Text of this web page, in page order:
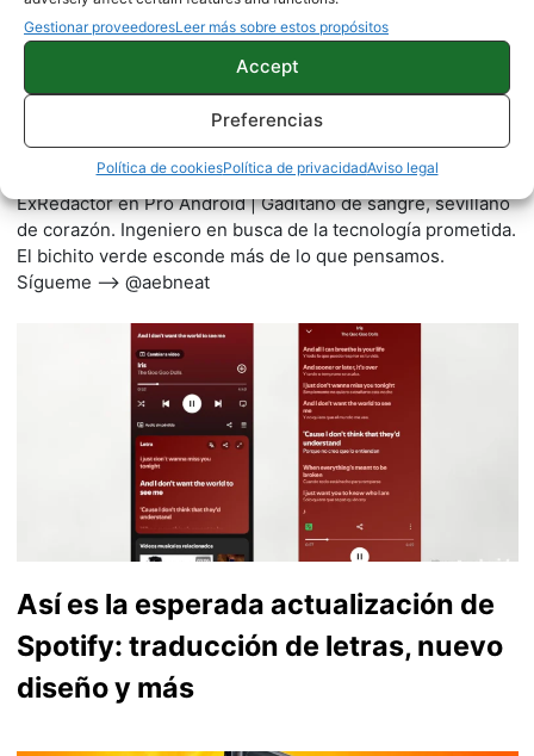
Gestionar proveedoresLeer más sobre estos propósitos
Accept
Preferencias
Política de cookiesPolítica de privacidadAviso legal
Antonio Espinosa
412 artículos publicados en ProAndroid desde 2020.
ExRedactor en Pro Android | Gaditano de sangre, sevillano
de corazón. Ingeniero en busca de la tecnología prometida.
El bichito verde esconde más de lo que pensamos.
Sígueme --> @aebneat
Así es la esperada actualización de
Spotify: traducción de letras, nuevo
diseño y más